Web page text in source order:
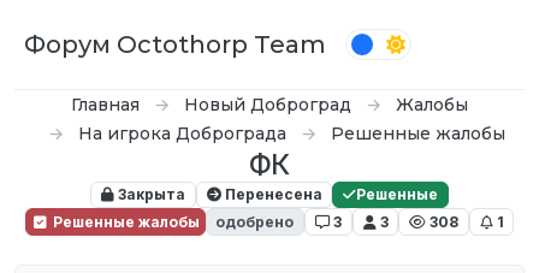
Форум Octothorp Team
Главная Новый Доброград
Жалобы
На игрока Доброграда
Решенные жалобы
ФК
Закрыта Перенесена
Решенные
Решенные жалобы
одобрено 3 3 308 1